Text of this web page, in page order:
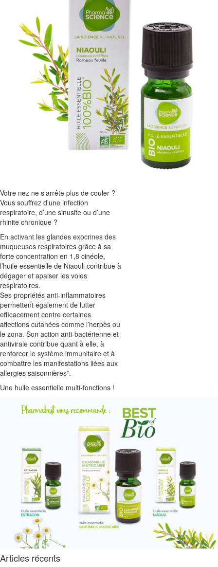
Votre nez ne s’arrête plus de couler ?
Vous souffrez d’une infection
respiratoire, d’une sinusite ou d’une
rhinite chronique ?
En activant les glandes exocrines des
muqueuses respiratoires grâce à sa
forte concentration en 1,8 cinéole,
l’huile essentielle de Niaouli contribue à
dégager et apaiser les voies
respiratoires.
Ses propriétés anti-inflammatoires
permettent également de lutter
efficacement contre certaines
affections cutanées comme l’herpès ou
le zona. Son action anti-bactérienne et
antivirale contribue quant à elle, à
renforcer le système immunitaire et à
combattre les manifestations liées aux
allergies saisonnières*.
Une huile essentielle multi-fonctions !
Articles récents